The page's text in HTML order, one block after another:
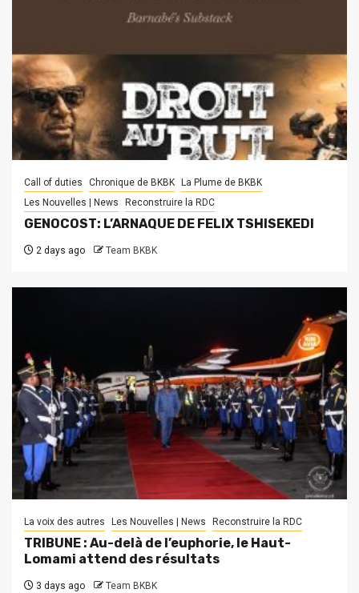
Call of duties Chronique de BKBK
La Plume de BKBK
Les Nouvelles | News
Reconstruire la RDC
GENOCOST: L’ARNAQUE DE FELIX TSHISEKEDI
2 days ago Team BKBK
La voix des autres Les Nouvelles | News Reconstruire la RDC
TRIBUNE : Au-delà de l’euphorie, le Haut-
Lomami attend des résultats
3 days ago Team BKBK